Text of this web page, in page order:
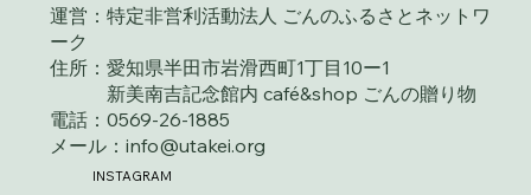
運営：特定非営利活動法人 ごんのふるさとネットワ
ーク
住所：愛知県半田市岩滑西町1丁目10ー1
新美南吉記念館内 café&shop ごんの贈り物
電話：0569-26-1885
メール：info@utakei.org
INSTAGRAM